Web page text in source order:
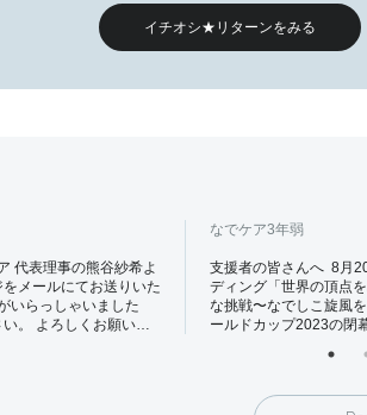
イチオシ★リターンをみる
代表理事の熊谷紗希よ
メールにてお送りいた
いらっしゃいました
。 よろしくお願いい
なでケア3年弱
支援者の皆さんへ 8月
ディング「世界の頂点
な挑戦〜なでしこ旋風
ールドカップ2023の閉
りがとうございました
を皆さんにご支援いた